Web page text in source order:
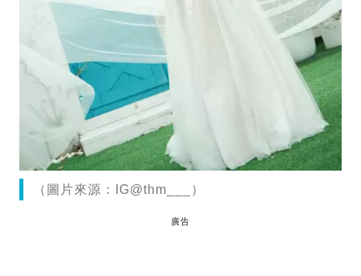
（圖片來源：IG@thm___）
廣告